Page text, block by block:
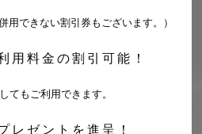
用できない割引券もございます。）
用料金の割引可能！
てもご利用できます。
レゼントを進呈！